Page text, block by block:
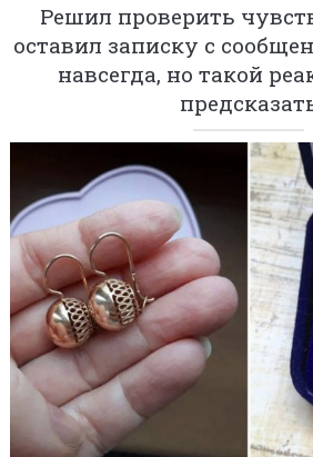
Решил проверить
оставил записку с
навсегда, но такой